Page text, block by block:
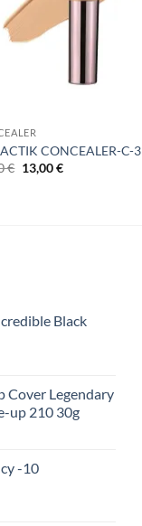
CONCEALER-C-3
€ Original
price
13,00€Η
Black
Cover Legendary
up 210 30g
-10